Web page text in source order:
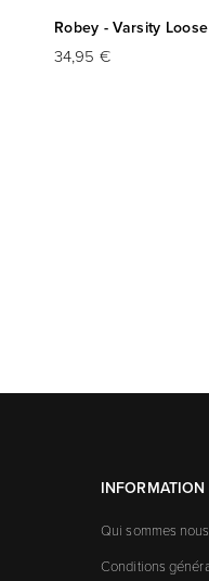
Robey - Varsity
34,95 €
INFORMATION
Qui sommes nous
Conditions